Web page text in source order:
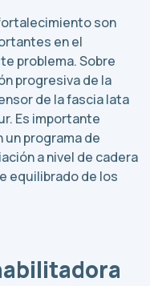
son
en el
problema. Sobre
progresiva de la
de la fascia lata
Es importante
programa de
a nivel de cadera
equilibrado de los